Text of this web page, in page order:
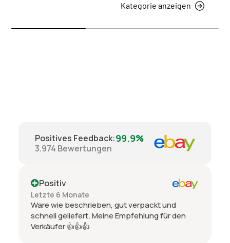
Kategorie anzeigen
Positives Feedback:99.9%
3.974 Bewertungen
Positiv
Letzte 6 Monate
Ware wie beschrieben, gut verpackt und
schnell geliefert. Meine Empfehlung für den
Verkäufer 👍👍👍